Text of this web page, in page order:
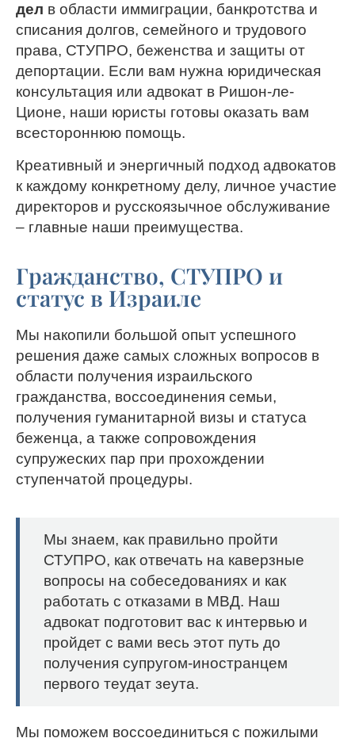
дел в области иммиграции, банкротства и
списания долгов, семейного и трудового
права, СТУПРО, беженства и защиты от
депортации. Если вам нужна юридическая
консультация или адвокат в Ришон-ле-
Ционе, наши юристы готовы оказать вам
всестороннюю помощь.
Креативный и энергичный подход адвокатов
к каждому конкретному делу, личное участие
директоров и русскоязычное обслуживание
– главные наши преимущества.
Гражданство, СТУПРО и
статус в Израиле
Мы накопили большой опыт успешного
решения даже самых сложных вопросов в
области получения израильского
гражданства, воссоединения семьи,
получения гуманитарной визы и статуса
беженца, а также сопровождения
супружеских пар при прохождении
ступенчатой процедуры.
Мы знаем, как правильно пройти
СТУПРО, как отвечать на каверзные
вопросы на собеседованиях и как
работать с отказами в МВД. Наш
адвокат подготовит вас к интервью и
пройдет с вами весь этот путь до
получения супругом-иностранцем
первого теудат зеута.
Мы поможем воссоединиться с пожилыми